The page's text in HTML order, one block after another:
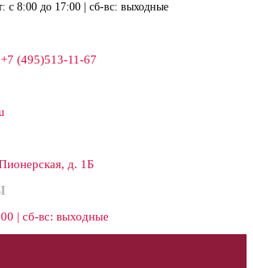
с 8:00 до 17:00 | сб-вс: выходные
(495)513-11-67
д. 1Б
| сб-вс: выходные